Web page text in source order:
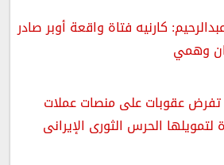
كارنيه فتاة واقعة أوبر صادر
وهمي
تفرض عقوبات على منصات عملات
الحرس الثورى الإيرانى